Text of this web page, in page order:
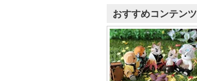
おすすめコンテンツ